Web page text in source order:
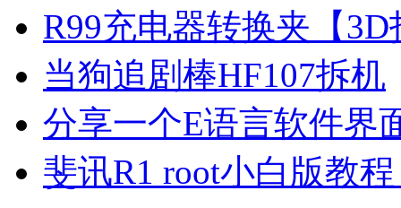
R99充电器转换夹【3D
当狗追剧棒HF107拆机
分享一个E语言软件界
斐讯R1 root小白版教